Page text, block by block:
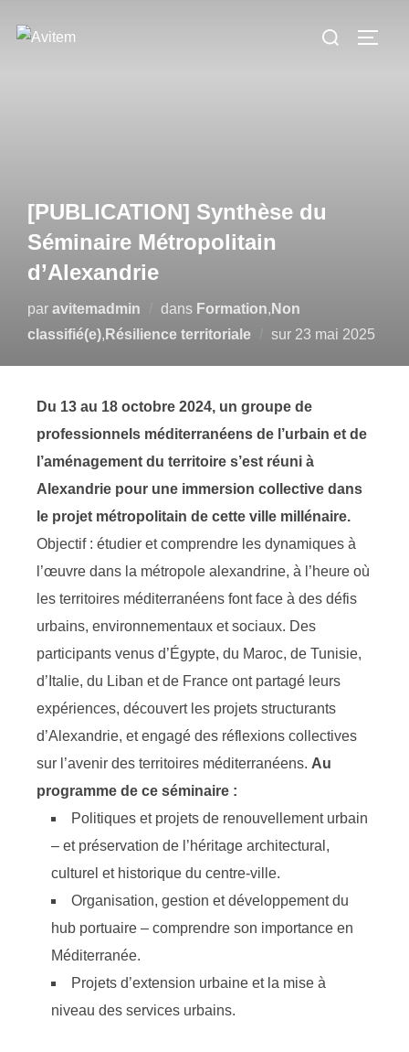
[PUBLICATION] Synthèse du
Séminaire Métropolitain
d’Alexandrie
par avitemadmin dans Formation, Non
classifié(e), Résilience territoriale sur 23 mai 2025
Du 13 au 18 octobre 2024, un groupe de
professionnels méditerranéens de l’urbain et de
l’aménagement du territoire s’est réuni à
Alexandrie pour une immersion collective dans
le projet métropolitain de cette ville millénaire.
Objectif : étudier et comprendre les dynamiques à
l’œuvre dans la métropole alexandrine, à l’heure où
les territoires méditerranéens font face à des défis
urbains, environnementaux et sociaux. Des
participants venus d’Égypte, du Maroc, de Tunisie,
d’Italie, du Liban et de France ont partagé leurs
expériences, découvert les projets structurants
d’Alexandrie, et engagé des réflexions collectives
sur l’avenir des territoires méditerranéens. Au
programme de ce séminaire :
Politiques et projets de renouvellement urbain
– et préservation de l’héritage architectural,
culturel et historique du centre-ville.
Organisation, gestion et développement du
hub portuaire – comprendre son importance en
Méditerranée.
Projets d’extension urbaine et la mise à
niveau des services urbains.